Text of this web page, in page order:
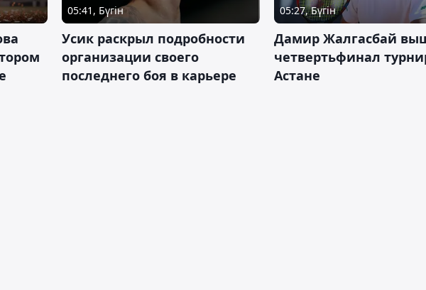
05:41, Бүгін
Усик раскрыл подробности
организации своего
последнего боя в карьере
05:27, Бүгін
Дамир Жалгасбай
четвертьфинал
Астане